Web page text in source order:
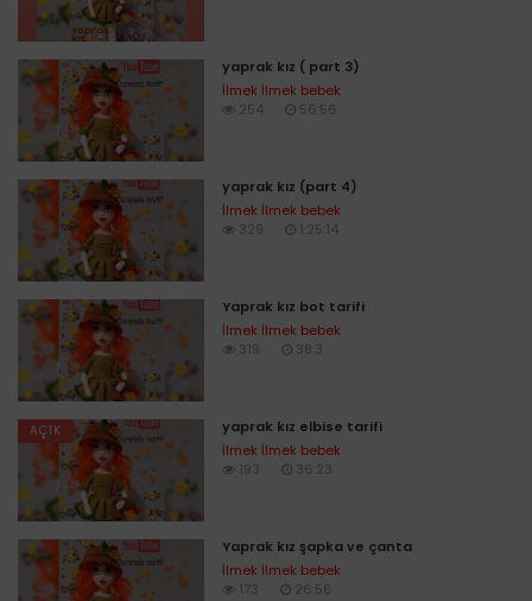
yaprak kız ( part 3)
İlmek İlmek bebek
254
56:56
yaprak kız (part 4)
İlmek İlmek bebek
329
1:25:14
Yaprak kız bot tarifi
İlmek İlmek bebek
319
38:3
AÇIK
yaprak kız elbise tarifi
İlmek İlmek bebek
193
36:23
Yaprak kız şapka ve çanta
İlmek İlmek bebek
173
26:56